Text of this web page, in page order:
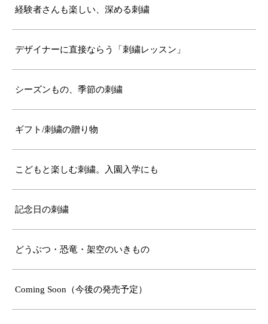
経験者さんも楽しい、深める刺繍
デザイナーに直接ならう「刺繍レッスン」
シーズンもの、季節の刺繍
ギフト/刺繍の贈り物
こどもと楽しむ刺繍。入園入学にも
記念日の刺繍
どうぶつ・恐竜・架空のいきもの
Coming Soon（今後の発売予定）